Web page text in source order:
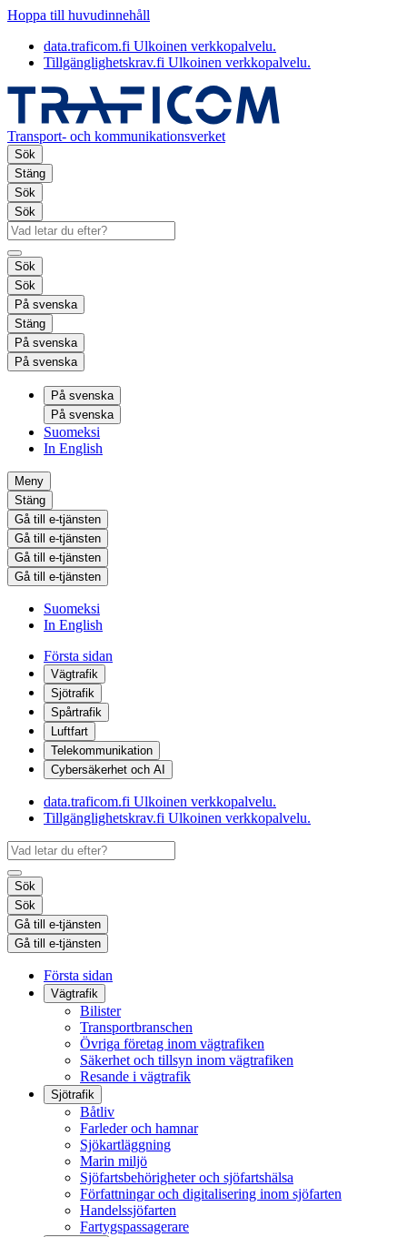
Hoppa till huvudinnehåll
data.traficom.fi Ulkoinen verkkopalvelu.
Tillgänglighetskrav.fi Ulkoinen verkkopalvelu.
Transport- och kommunikationsverket
Sök
Stäng
Sök
Sök
Sök
Sök
På svenska
Stäng
På svenska
På svenska
På svenska
På svenska
Suomeksi
In English
Meny
Stäng
Gå till e-tjänsten
Gå till e-tjänsten
Gå till e-tjänsten
Gå till e-tjänsten
Suomeksi
In English
Första sidan
Vägtrafik
Sjötrafik
Spårtrafik
Luftfart
Telekommunikation
Cybersäkerhet och AI
data.traficom.fi Ulkoinen verkkopalvelu.
Tillgänglighetskrav.fi Ulkoinen verkkopalvelu.
Sök
Sök
Gå till e-tjänsten
Gå till e-tjänsten
Första sidan
Vägtrafik
Bilister
Transportbranschen
Övriga företag inom vägtrafiken
Säkerhet och tillsyn inom vägtrafiken
Resande i vägtrafik
Sjötrafik
Båtliv
Farleder och hamnar
Sjökartläggning
Marin miljö
Sjöfartsbehörigheter och sjöfartshälsa
Författningar och digitalisering inom sjöfarten
Handelssjöfarten
Fartygspassagerare